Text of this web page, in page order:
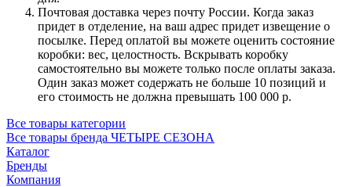
Почтовая доставка через почту России. Когда заказ
придет в отделение, на ваш адрес придет извещение о
посылке. Перед оплатой вы можете оценить состояние
коробки: вес, целостность. Вскрывать коробку
самостоятельно вы можете только после оплаты заказа.
Один заказ может содержать не больше 10 позиций и
его стоимость не должна превышать 100 000 р.
Все товары категории
Все товары бренда ЧЕТЫРЕ СЕЗОНА
Каталог
Бренды
Компания